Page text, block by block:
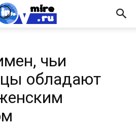
чьи
обладают